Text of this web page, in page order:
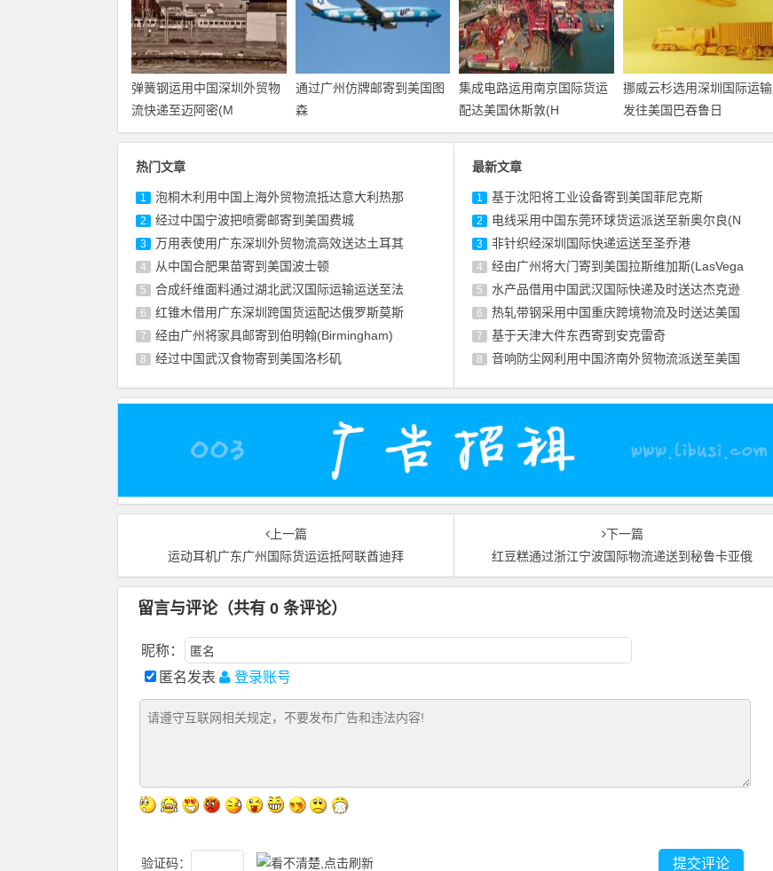
弹簧钢运用中国深圳外贸物
流快递至迈阿密(M
通过广州仿牌邮寄到美国图
森
集成电路运用南京国际货运
配达美国休斯敦(H
挪威云杉选用深圳国际运输
发往美国巴吞鲁日
热门文章
1 泡桐木利用中国上海外贸物流抵达意大利热那
2 经过中国宁波把喷雾邮寄到美国费城
3 万用表使用广东深圳外贸物流高效送达土耳其
4 从中国合肥果苗寄到美国波士顿
5 合成纤维面料通过湖北武汉国际运输运送至法
6 红锥木借用广东深圳跨国货运配达俄罗斯莫斯
7 经由广州将家具邮寄到伯明翰(Birmingham)
8 经过中国武汉食物寄到美国洛杉矶
最新文章
1 基于沈阳将工业设备寄到美国菲尼克斯
2 电线采用中国东莞环球货运派送至新奥尔良(N
3 非针织经深圳国际快递运送至圣乔港
4 经由广州将大门寄到美国拉斯维加斯(LasVega
5 水产品借用中国武汉国际快递及时送达杰克逊
6 热轧带钢采用中国重庆跨境物流及时送达美国
7 基于天津大件东西寄到安克雷奇
8 音响防尘网利用中国济南外贸物流派送至美国
上一篇
运动耳机广东广州国际货运运抵阿联酋迪拜
下一篇
红豆糕通过浙江宁波国际物流递送到秘鲁卡亚俄
留言与评论（共有 0 条评论）
昵称：
匿名发表
登录账号
验证码：